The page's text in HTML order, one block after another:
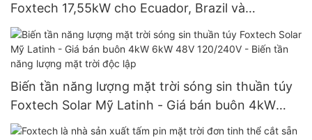
Foxtech 17,55kW cho Ecuador, Brazil và
Colombia, hệ thống điện độc lập 120V.
Biến tần năng lượng mặt trời sóng sin thuần túy
Foxtech Solar Mỹ Latinh - Giá bán buôn 4kW
6kW 48V 120/240V - Biến tần năng lượng mặt